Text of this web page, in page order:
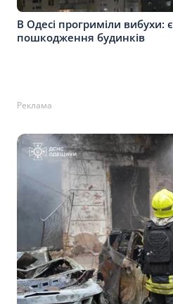
В Одесі прогриміли вибухи: є
пошкодження будинків
Реклама